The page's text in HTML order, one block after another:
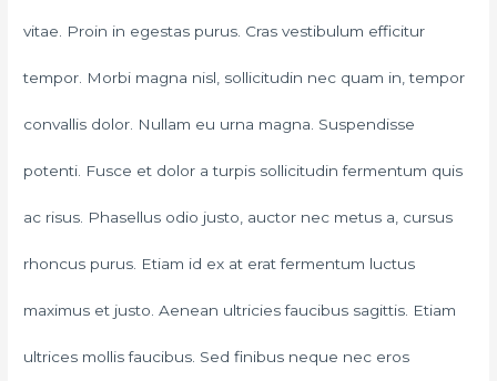
vitae. Proin in egestas purus. Cras vestibulum efficitur
tempor. Morbi magna nisl, sollicitudin nec quam in, tempor
convallis dolor. Nullam eu urna magna. Suspendisse
potenti. Fusce et dolor a turpis sollicitudin fermentum quis
ac risus. Phasellus odio justo, auctor nec metus a, cursus
rhoncus purus. Etiam id ex at erat fermentum luctus
maximus et justo. Aenean ultricies faucibus sagittis. Etiam
ultrices mollis faucibus. Sed finibus neque nec eros